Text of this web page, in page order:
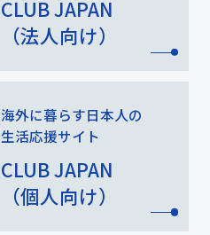
CLUB JAPAN
（法人向け）
海外に暮らす日本人の
生活応援サイト
CLUB JAPAN
（個人向け）